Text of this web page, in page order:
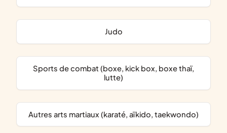
Judo
Sports de combat (boxe, kick box, boxe thaï,
lutte)
Autres arts martiaux (karaté, aïkido, taekwondo)